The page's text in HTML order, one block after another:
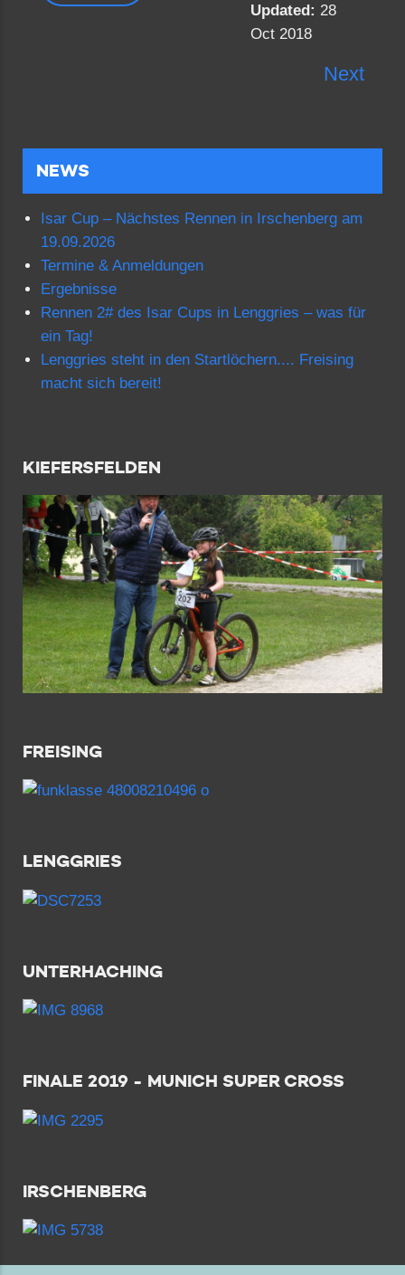
Updated: 28
Oct 2018
Next
NEWS
Isar Cup – Nächstes Rennen in Irschenberg am
19.09.2026
Termine & Anmeldungen
Ergebnisse
Rennen 2# des Isar Cups in Lenggries – was für
ein Tag!
Lenggries steht in den Startlöchern.... Freising
macht sich bereit!
KIEFERSFELDEN
FREISING
LENGGRIES
UNTERHACHING
FINALE 2019 - MUNICH SUPER CROSS
IRSCHENBERG